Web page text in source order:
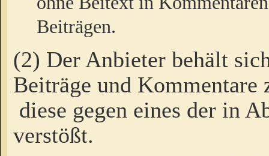
Beiträgen.
(2) Der Anbieter behält
Beiträge und Kommentare
diese gegen eines der in
verstößt.